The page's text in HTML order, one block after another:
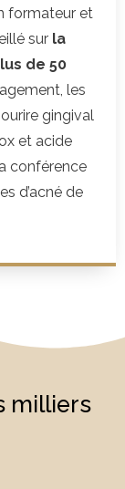
formateur et
sur la
de 50
les
gingival
et acide
conférence
d’acné de
milliers